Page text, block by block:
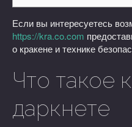
Если вы интересуетесь
https://kra.co.com
о кракене и технике
Что такое
даркнете